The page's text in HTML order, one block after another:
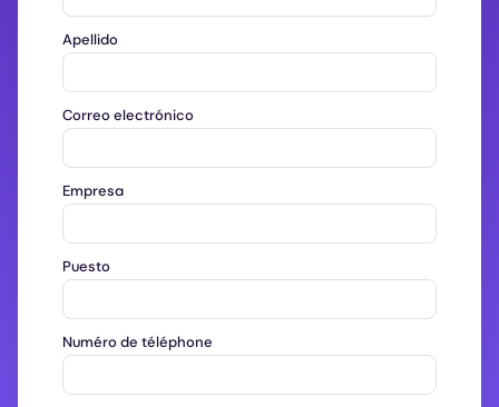
Apellido
Correo electrónico
Empresa
Puesto
Numéro de téléphone